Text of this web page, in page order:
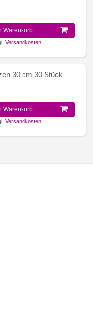
Warenkorb
Versandkosten
30 cm 30 Stück
Warenkorb
Versandkosten